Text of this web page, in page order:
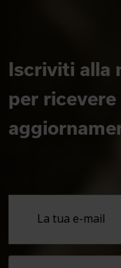
Iscriviti alla
per